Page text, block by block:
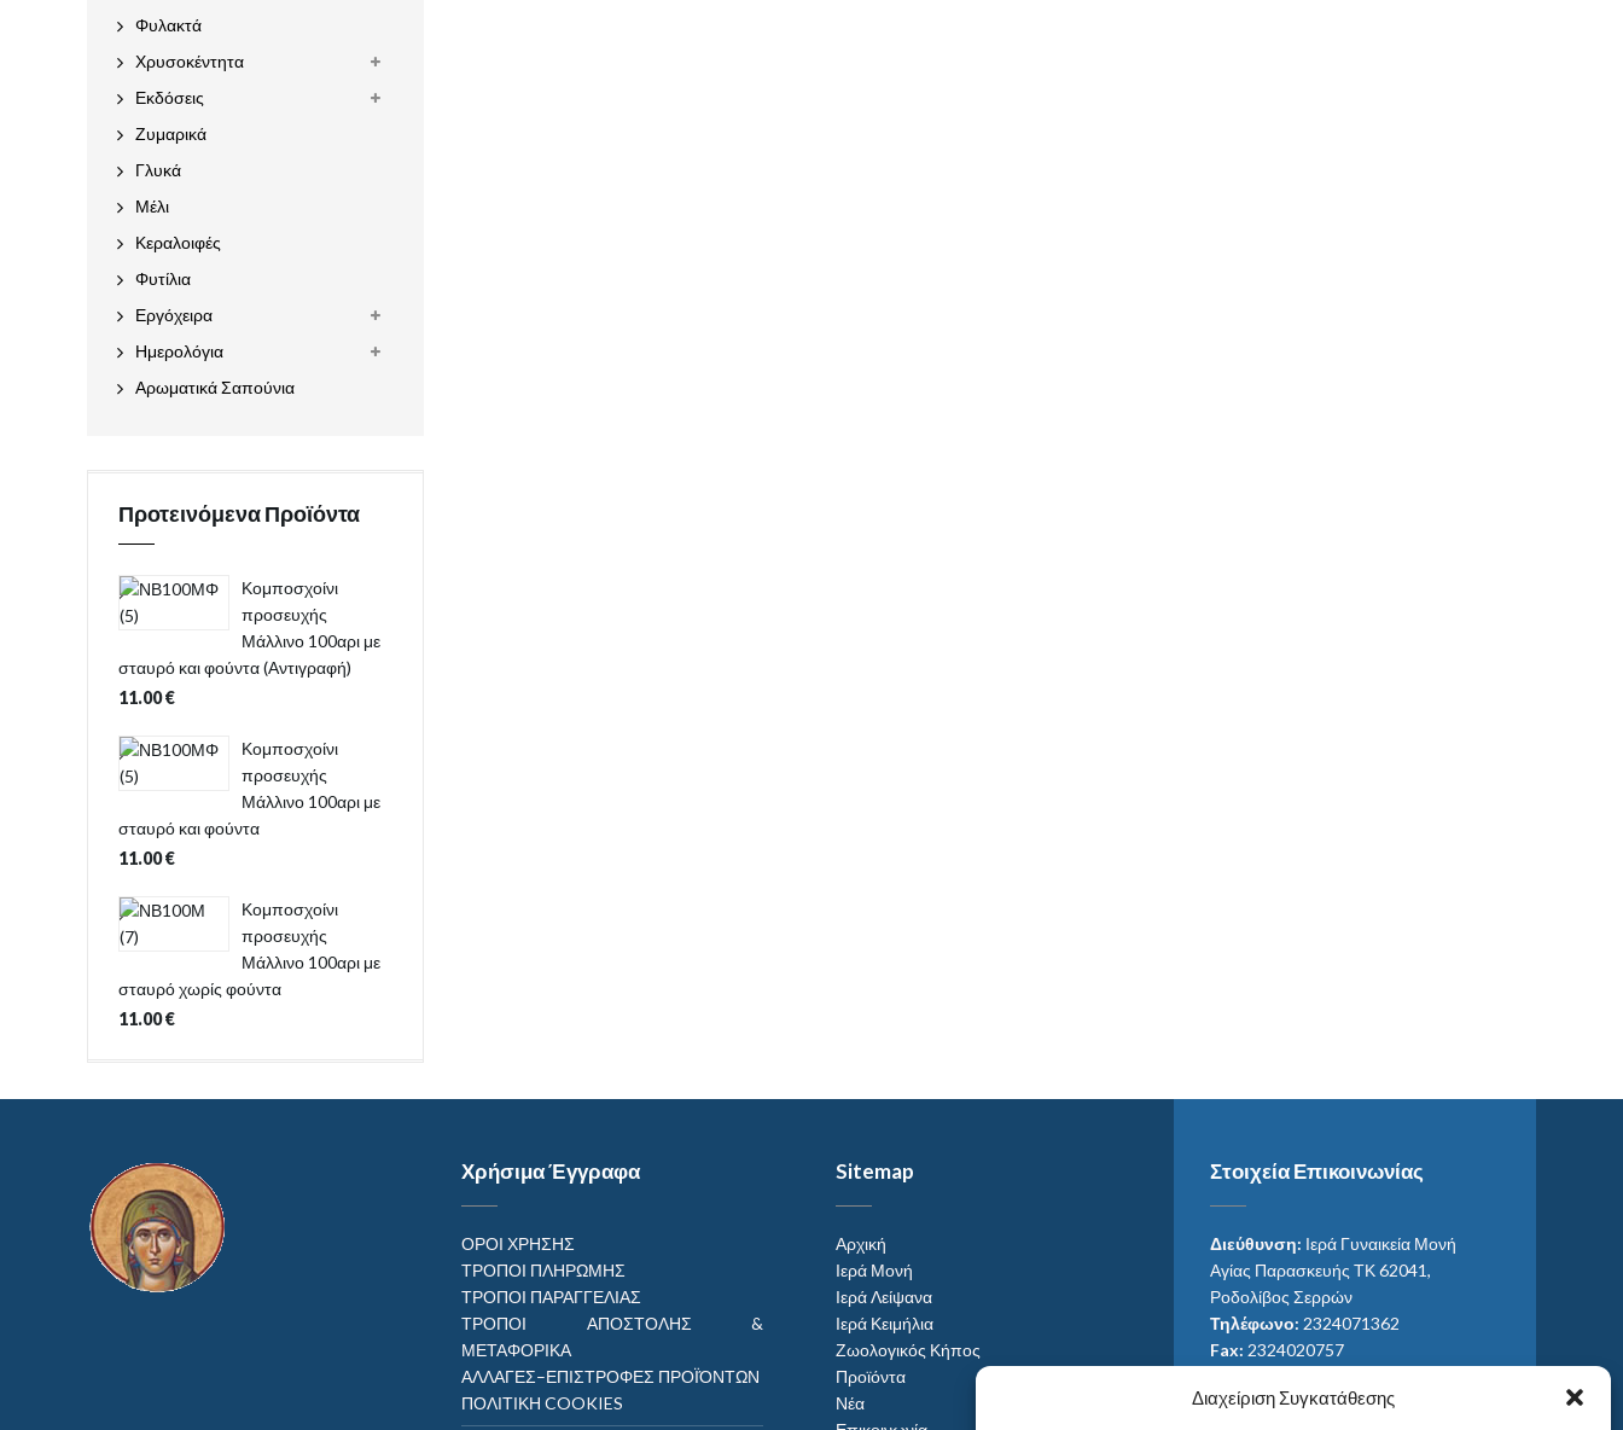
Διαχείριση Συγκατάθεσης
Φυλακτά
Χρυσοκέντητα
Εκδόσεις
Ζυμαρικά
Γλυκά
Μέλι
Κεραλοιφές
Φυτίλια
Εργόχειρα
Ημερολόγια
Αρωματικά Σαπούνια
Προτεινόμενα Προϊόντα
Κομποσχοίνι
προσευχής
Μάλλινο 100αρι με
σταυρό και φούντα (Αντιγραφή)
11.00€
Κομποσχοίνι
προσευχής
Μάλλινο 100αρι με
σταυρό και φούντα
11.00€
Κομποσχοίνι
προσευχής
Μάλλινο 100αρι με
σταυρό χωρίς φούντα
11.00€
Χρήσιμα Έγγραφα
ΟΡΟΙ ΧΡΗΣΗΣ
ΤΡΟΠΟΙ ΠΛΗΡΩΜΗΣ
ΤΡΟΠΟΙ ΠΑΡΑΓΓΕΛΙΑΣ
ΤΡΟΠΟΙ ΑΠΟΣΤΟΛΗΣ &
ΜΕΤΑΦΟΡΙΚΑ
ΑΛΛΑΓΕΣ–ΕΠΙΣΤΡΟΦΕΣ ΠΡΟΪΌΝΤΩΝ
ΠΟΛΙΤΙΚΗ COOKIES
Sitemap
Αρχική
Ιερά Μονή
Ιερά Λείψανα
Ιερά Κειμήλια
Ζωολογικός Κήπος
Προϊόντα
Νέα
Στοιχεία Επικοινωνίας
Διεύθυνση: Ιερά Γυναικεία Μονή
Αγίας Παρασκευής ΤΚ 62041,
Ροδολίβος Σερρών
Τηλέφωνο: 2324071362
Fax: 2324020757
Email:info@im-agparaskevis.gr